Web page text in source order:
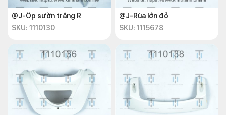
@J-Ốp sườn trắng R
SKU: 1110130
@J-Rùa lớn đỏ
SKU: 1115678